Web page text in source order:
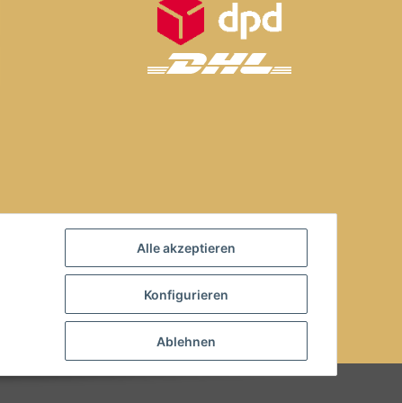
Alle akzeptieren
Konfigurieren
Ablehnen